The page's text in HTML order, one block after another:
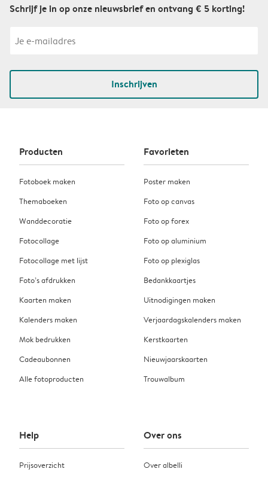
Schrijf je in op onze nieuwsbrief en ontvang € 5 korting!
Inschrijven
Producten
Fotoboek maken
Themaboeken
Wanddecoratie
Fotocollage
Fotocollage met lijst
Foto’s afdrukken
Kaarten maken
Kalenders maken
Mok bedrukken
Cadeaubonnen
Alle fotoproducten
Favorieten
Poster maken
Foto op canvas
Foto op forex
Foto op aluminium
Foto op plexiglas
Bedankkaartjes
Uitnodigingen maken
Verjaardagskalenders maken
Kerstkaarten
Nieuwjaarskaarten
Trouwalbum
Help
Prijsoverzicht
Over ons
Over albelli